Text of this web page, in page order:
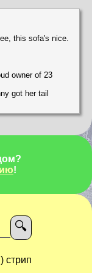
this sofa's nice.
owner of 23
got her tail
!
стрип